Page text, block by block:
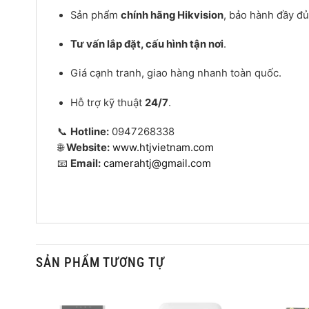
Sản phẩmchính hãng Hikvision, bảo hành đầy
Tư vấn lắp đặt, cấu hình tận nơi.
Giá cạnh tranh, giao hàng nhanh toàn quốc.
Hỗ trợ kỹ thuật24/7.
📞 Hotline: 0947268338
🌐Website: www.htjvietnam.com
📧 Email: camerahtj@gmail.com
SẢN PHẨM TƯƠNG TỰ